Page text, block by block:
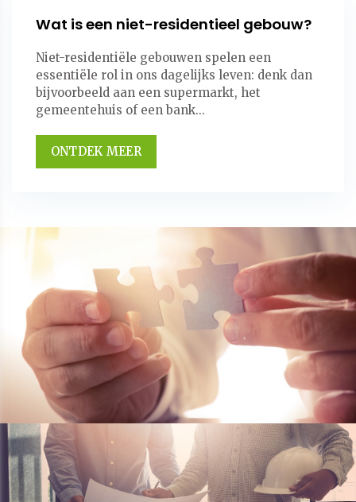
Wat is een niet-residentieel gebouw?
Niet-residentiële gebouwen spelen een
essentiële rol in ons dagelijks leven: denk dan
bijvoorbeeld aan een supermarkt, het
gemeentehuis of een bank...
ONTDEK MEER